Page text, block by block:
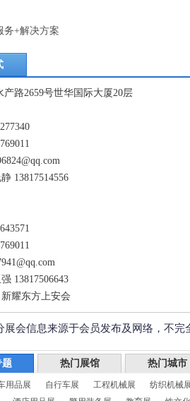
务+解决方案
产路2659号世华国际大厦20层
13817514556
13817506643
耀东方上安会
展会信息来源于会员发布及网络，不
题 热门展馆 热门城市
用品展 自行车展 工程机械展 纺织机械